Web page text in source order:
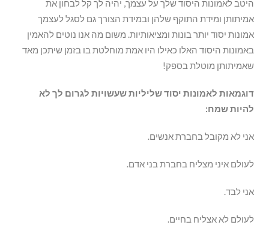
היטב לאמונות היסוד שלך על עצמך, יהיה לך קל לבחון את
אמיתותן ומידת התוקף שלהן ובמידת הצורך גם לסגל לעצמך
אמונות יסוד יותר בונות ומציאותיות. משום מה אנו נוטים להאמין
באמונות היסוד האלו כאילו היו אמת מוחלטת בו בזמן שיתכן מאד
שאמיתותן מוטלת בספק!
דוגמאות לאמונות יסוד שליליות שעשויות לגרום לך לא
להיות שמח:
אני לא מקובל בחברת אנשים.
לעולם איני מצליח בחברת בני אדם.
אני לבד.
לעולם לא אצליח בחיים.